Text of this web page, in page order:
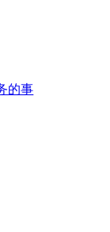
的事